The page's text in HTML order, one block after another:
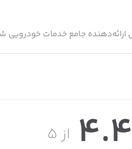
ارائه‌دهنده جامع خدمات
هم خودتان و هم خودروی شما به
از ۵ 4.4